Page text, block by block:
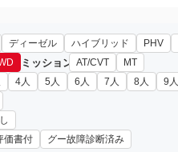
ディーゼル ハイブリッド PHV
ミッション AT/CVT MT
4人 5人 6人 7人 8人 9人
価書付 グー故障診断済み